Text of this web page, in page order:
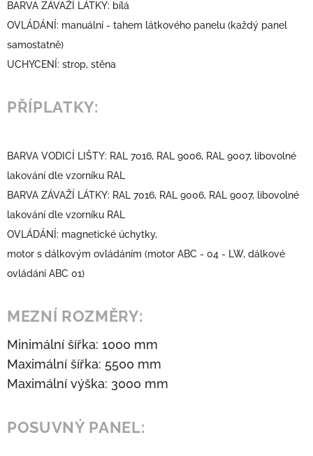
BARVA ZÁVAŽÍ LÁTKY: bílá
OVLÁDÁNÍ: manuální - tahem látkového panelu (každý panel
samostatně)
UCHYCENÍ: strop, stěna
PŘÍPLATKY:
BARVA VODICÍ LIŠTY: RAL 7016, RAL 9006, RAL 9007, libovolné
lakování dle vzorníku RAL
BARVA ZÁVAŽÍ LÁTKY: RAL 7016, RAL 9006, RAL 9007, libovolné
lakování dle vzorníku RAL
OVLÁDÁNÍ: magnetické úchytky,
motor s dálkovým ovládáním (motor ABC - 04 - LW, dálkové
ovládání ABC 01)
MEZNÍ ROZMĚRY:
Minimální šířka: 1000 mm
Maximální šířka: 5500 mm
Maximální výška: 3000 mm
POSUVNÝ PANEL: